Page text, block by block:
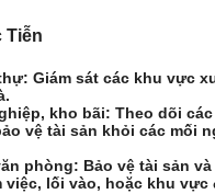
Tiễn
Giám sát các khu vực
kho bãi: Theo dõi
vệ tài sản khỏi các mối
phòng: Bảo vệ tài sản
việc, lối vào, hoặc khu vực